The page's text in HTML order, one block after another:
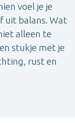
voel je je
uit balans. Wat
alleen te
stukje met je
rust en